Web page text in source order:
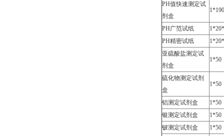
PH值快速测定试
剂盒
1*190
PH广范试纸
PH精密试纸
亚硫酸盐测定试
剂盒
1*50
硫化物测定试剂
盒
1*50
铝测定试剂盒
1*50
银测定试剂盒
1*50
铍测定试剂盒
1*50